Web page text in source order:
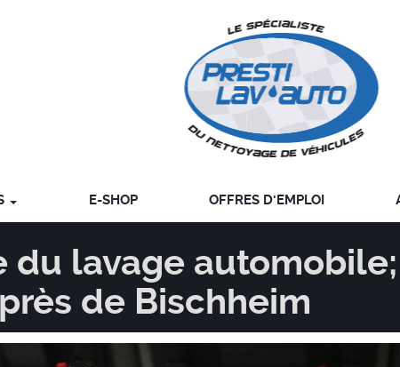
E-SHOP OFFRES D'EMPLOI
lavage automobile;
de Bischheim